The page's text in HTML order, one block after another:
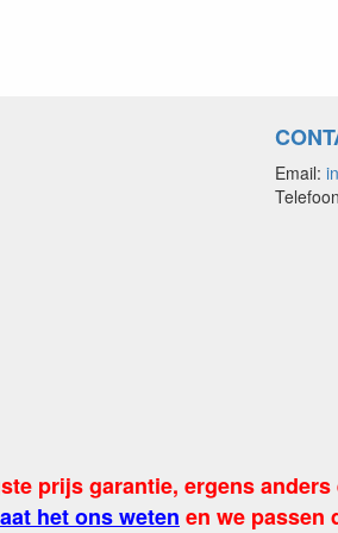
Email:
prijs garantie, ergens
het ons weten en we passen